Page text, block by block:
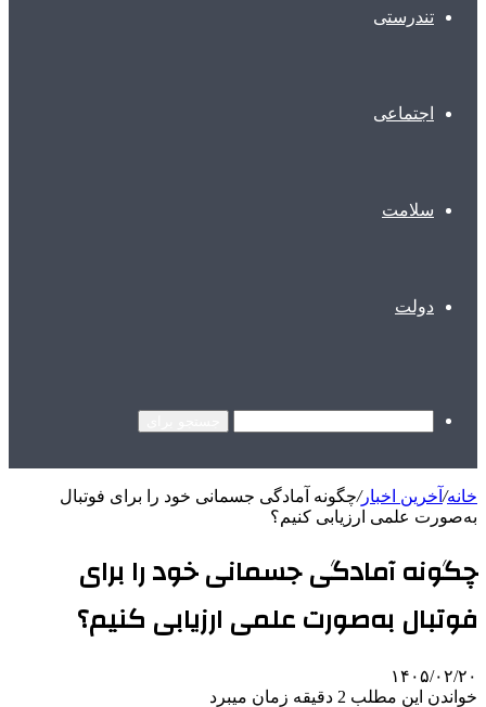
تندرستی
اجتماعی
سلامت
دولت
خانه/ آخرین اخبار/چگونه آمادگی جسمانی خود را برای فوتبال
به‌صورت علمی ارزیابی کنیم؟
چگونه آمادگی جسمانی خود را برای
فوتبال به‌صورت علمی ارزیابی کنیم؟
۱۴۰۵/۰۲/۲۰
خواندن این مطلب 2 دقیقه زمان میبرد